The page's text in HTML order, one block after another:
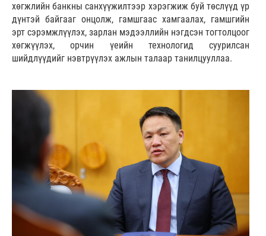
хөгжлийн банкны санхүүжилтээр хэрэгжиж буй төслүүд үр
дүнтэй байгааг онцолж, гамшгаас хамгаалах, гамшгийн
эрт сэрэмжлүүлэх, зарлан мэдээллийн нэгдсэн тогтолцоог
хөгжүүлэх, орчин үеийн технологид суурилсан
шийдлүүдийг нэвтрүүлэх ажлын талаар танилцууллаа.